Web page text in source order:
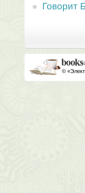
Говорит
©